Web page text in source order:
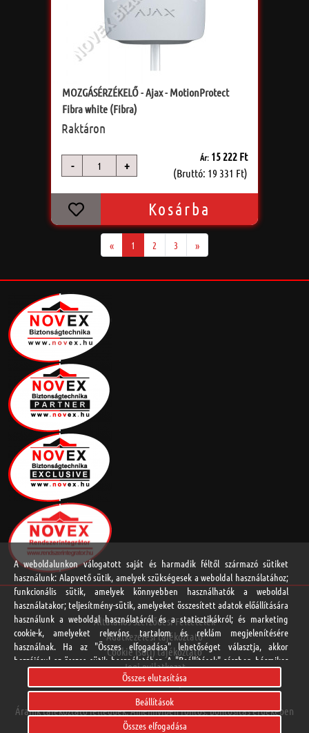
MOZGÁSÉRZÉKELŐ - Ajax - MotionProtect
Fibra white (Fibra)
Raktáron
- +
Ár: 15 222 Ft
(Bruttó: 19 331 Ft)
Kosárba
« 1 2 3 »
Általános Szerződési Feltételek
Adatkezelési tájékoztató
Cookie (süti) tájékoztató
Jogi nyilatkozat
Online vitarendezési platform
Áraink tájékoztató jellegűek. Amennyiben fontos, pontosítás érdekében
hívja kapcsolattartóját.
A weboldalunkon válogatott saját és harmadik féltől származó sütiket
használunk: Alapvető sütik, amelyek szükségesek a weboldal használatához;
funkcionális sütik, amelyek könnyebben használhatók a weboldal
használatakor; teljesítmény-sütik, amelyeket összesített adatok előállítására
használunk a weboldal használatáról és a statisztikákról; és marketing
cookie-k, amelyeket releváns tartalom és reklám megjelenítésére
használnak. Ha az "Összes elfogadása" lehetőséget választja, akkor
hozzájárul az összes sütik használatához. A "Beállítások" részben bármikor
elfogadhat és elutasíthat egyedi sütitípusokat, és visszavonhatja a jövőre
vonatkozó beleegyezését.
Adatvédelmi Nyilatkozat
Összes elutasítása
Beállítások
Összes elfogadása